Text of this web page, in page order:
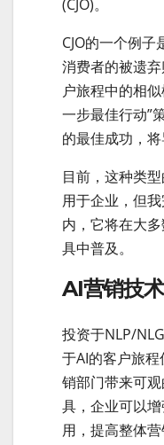
(CJO)。
CJO的一个例
消费者的被遗
户旅程中的相
一步最佳行动”
的最佳成功，将
目前，这种类
用于企业，但
内，它将在大
具中普及。
AI营销技
投资于NLP/
于AI的客户旅
销部门带来可
具，企业可以
用，提高整体营